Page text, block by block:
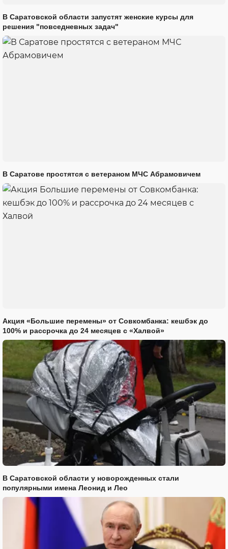
В Саратовской области запустят женские курсы для
решения "повседневных задач"
В Саратове простятся с ветераном МЧС Абрамовичем
Акция «Большие перемены» от Совкомбанка: кешбэк до
100% и рассрочка до 24 месяцев с «Халвой»
В Саратовской области у новорожденных стали
популярными имена Леонид и Лео